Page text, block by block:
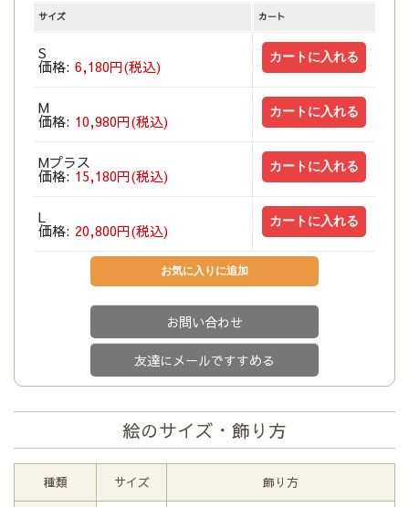
サイズ カート
S
価格: 6,180円(税込)
M
価格: 10,980円(税込)
Mプラス
価格: 15,180円(税込)
L
価格: 20,800円(税込)
お問い合わせ
友達にメールですすめる
絵のサイズ・飾り方
種類 サイズ 飾り方